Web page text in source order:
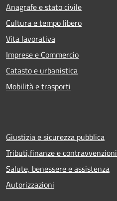
Anagrafe e stato civile
Cultura e tempo libero
Vita lavorativa
Imprese e Commercio
Catasto e urbanistica
Mobilità e trasporti
Giustizia e sicurezza pubblica
Tributi,finanze e contravvenzioni
Salute, benessere e assistenza
Autorizzazioni